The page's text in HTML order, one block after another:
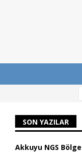
SON YAZILAR
Akkuyu NGS